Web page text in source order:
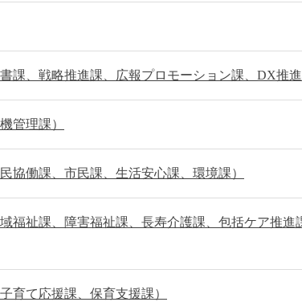
課、戦略推進課、広報プロモーション課、DX推進
管理課）
協働課、市民課、生活安心課、環境課）
福祉課、障害福祉課、長寿介護課、包括ケア推進
育て応援課、保育支援課）